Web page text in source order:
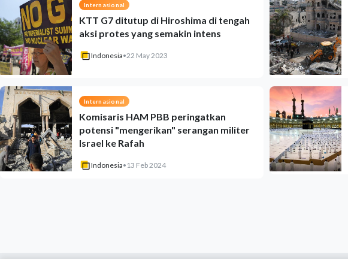
Internasional
KTT G7 ditutup di Hiroshima di tengah
aksi protes yang semakin intens
Indonesia•22 May 2023
Internasional
Komisaris HAM PBB peringatkan
potensi "mengerikan" serangan militer
Israel ke Rafah
Indonesia• 13 Feb 2024